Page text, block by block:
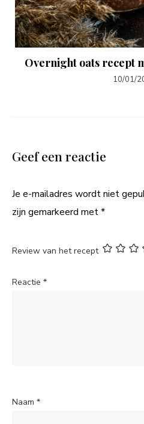
Overnight oats recept
10/01/
Geef een reactie
Je e-mailadres wordt niet
zijn gemarkeerd met*
Review van het recept
Reactie *
Naam *